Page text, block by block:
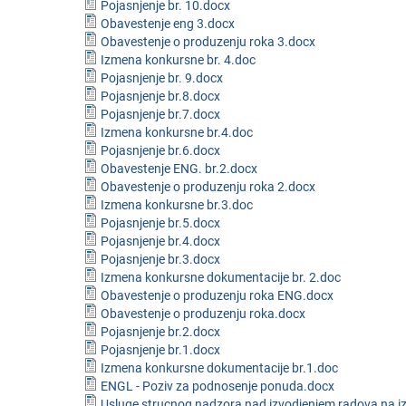
Pojasnjenje br. 10.docx
Obavestenje eng 3.docx
Obavestenje o produzenju roka 3.docx
Izmena konkursne br. 4.doc
Pojasnjenje br. 9.docx
Pojasnjenje br.8.docx
Pojasnjenje br.7.docx
Izmena konkursne br.4.doc
Pojasnjenje br.6.docx
Obavestenje ENG. br.2.docx
Obavestenje o produzenju roka 2.docx
Izmena konkursne br.3.doc
Pojasnjenje br.5.docx
Pojasnjenje br.4.docx
Pojasnjenje br.3.docx
Izmena konkursne dokumentacije br. 2.doc
Obavestenje o produzenju roka ENG.docx
Obavestenje o produzenju roka.docx
Pojasnjenje br.2.docx
Pojasnjenje br.1.docx
Izmena konkursne dokumentacije br.1.doc
ENGL - Poziv za podnosenje ponuda.docx